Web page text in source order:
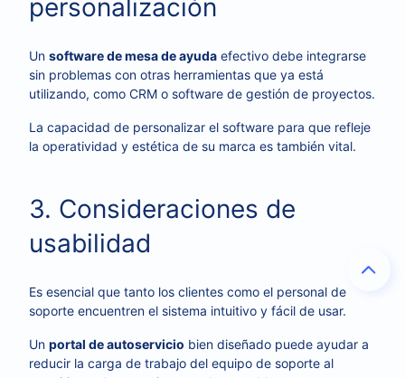
personalización
Un software de mesa de ayuda efectivo debe integrarse
sin problemas con otras herramientas que ya está
utilizando, como CRM o software de gestión de proyectos.
La capacidad de personalizar el software para que refleje
la operatividad y estética de su marca es también vital.
3. Consideraciones de
usabilidad
Es esencial que tanto los clientes como el personal de
soporte encuentren el sistema intuitivo y fácil de usar.
Un portal de autoservicio bien diseñado puede ayudar a
reducir la carga de trabajo del equipo de soporte al